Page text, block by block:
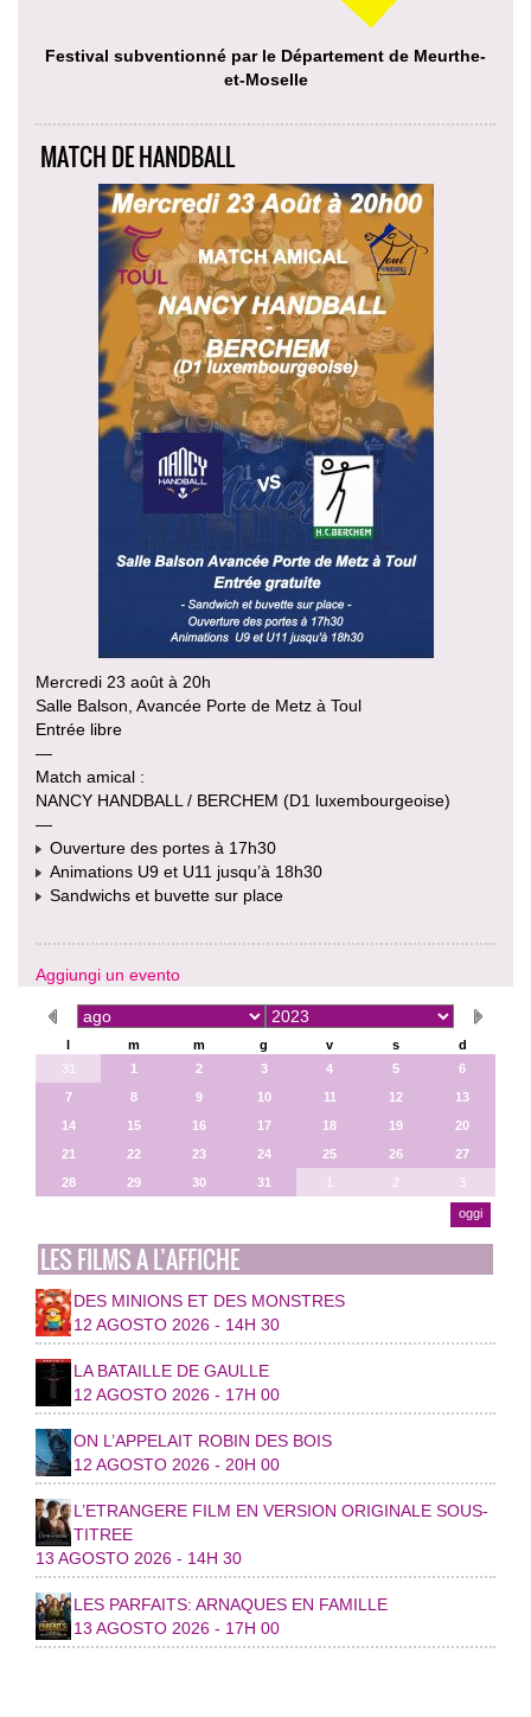
Festival subventionné par le Département de Meurthe-
et-Moselle
MATCH DE HANDBALL
Mercredi 23 août à 20h
Salle Balson, Avancée Porte de Metz à Toul
Entrée libre
—
Match amical :
NANCY HANDBALL / BERCHEM (D1 luxembourgeoise)
—
Ouverture des portes à 17h30
Animations U9 et U11 jusqu’à 18h30
Sandwichs et buvette sur place
Aggiungi un evento
l m m g v s
d
31
1 2 3 4 5
6
7
8 9 10 11 12
13
14
15 16 17 18 19
20
21
22 23 24 25 26
27
28
29 30 31 1 2 3
oggi
LES FILMS A L’AFFICHE
DES MINIONS ET DES MONSTRES
12 AGOSTO 2026 - 14H 30
LA BATAILLE DE GAULLE
12 AGOSTO 2026 - 17H 00
ON L’APPELAIT ROBIN DES BOIS
12 AGOSTO 2026 - 20H 00
L’ETRANGERE FILM EN VERSION ORIGINALE SOUS-
TITREE
13 AGOSTO 2026 - 14H 30
LES PARFAITS: ARNAQUES EN FAMILLE
13 AGOSTO 2026 - 17H 00